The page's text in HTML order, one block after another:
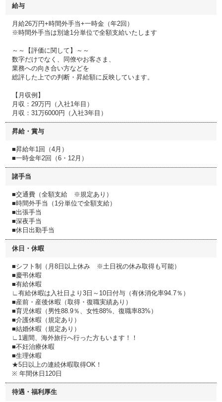
給与
月給26万円+時間外手当+一時金（年2回）
※時間外手当は別途1分単位で全額支給いたします
～～【評価に関して】～～
数字だけでなく、同僚やお客さま、
業務への向き合い方などを
総評した上での判断・昇給額に反映しています。
【月収例】
月収：29万円（入社1年目）
月収：31万6000円（入社3年目）
昇給・賞与
■昇給年1回（4月）
■一時金年2回（6・12月）
諸手当
■交通費（全額支給 ※規定あり）
■時間外手当（1分単位で全額支給）
■出張手当
■深夜手当
■休日出勤手当
休日・休暇
■シフト制（月8日以上休み ※土日祝の休み取得も可能）
■慶弔休暇
■有給休暇
∟有給休暇は入社日より3日～10日付与（有休消化率94.7％）
■産前・産後休暇（取得・復職実績あり）
■育児休暇（男性88.9％、女性88%、復職率83%）
■介護休暇（規定あり）
■結婚休暇（規定あり）
∟1週間、海外旅行へ行った方もいます！！
■不妊治療休暇
■生理休暇
★5日以上の連続休暇取得OK！
※ 年間休日120日
待遇・福利厚生